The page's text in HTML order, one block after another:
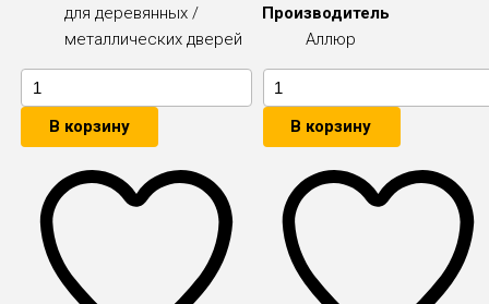
для деревянных /
металлических дверей
В корзину
Производитель
Аллюр
В корзину